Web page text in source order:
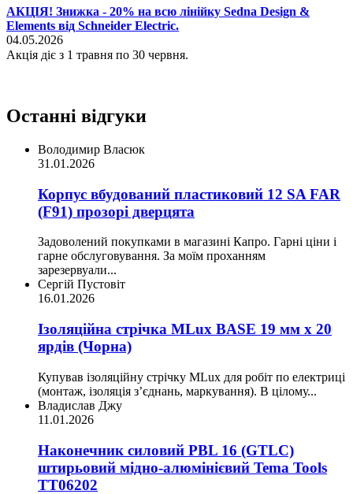
АКЦІЯ! Знижка - 20% на всю лінійку Sedna Design &
Elements від Schneider Electric.
04.05.2026
Акція діє з 1 травня по 30 червня.
Останні відгуки
Володимир Власюк
31.01.2026
Корпус вбудований пластиковий 12 SA FAR
(F91) прозорі дверцята
Задоволений покупками в магазині Капро. Гарні ціни і
гарне обслуговування. За моїм проханням
зарезервуали...
Сергій Пустовіт
16.01.2026
Ізоляційна стрічка MLux BASE 19 мм х 20
ярдів (Чорна)
Купував ізоляційну стрічку MLux для робіт по електриці
(монтаж, ізоляція з’єднань, маркування). В цілому...
Владислав Джу
11.01.2026
Наконечник силовий PBL 16 (GTLC)
штирьовий мідно-алюмінієвий Tema Tools
ТТ06202